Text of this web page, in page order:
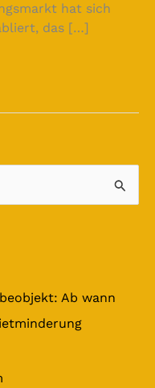
hat sich
das […]
Ab wann